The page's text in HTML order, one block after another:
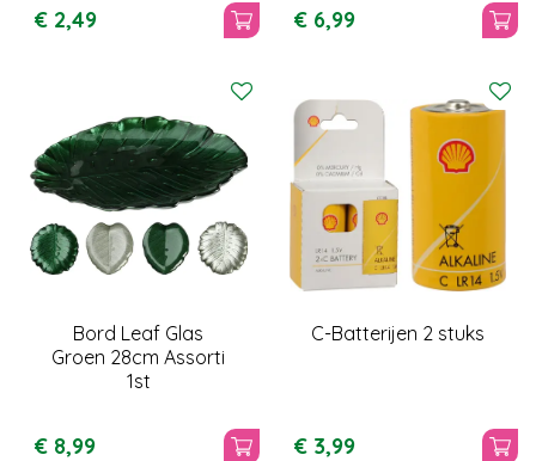
€ 2,49 € 6,99
Bord Leaf Glas
Groen 28cm Assorti
1st
€ 8,99
C-Batterijen 2 stuks
€ 3,99